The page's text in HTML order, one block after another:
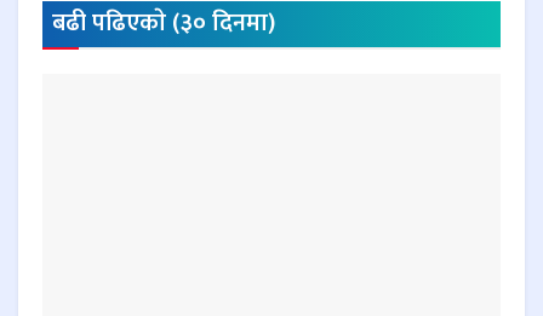
बढी पढिएकाे (३० दिनमा)